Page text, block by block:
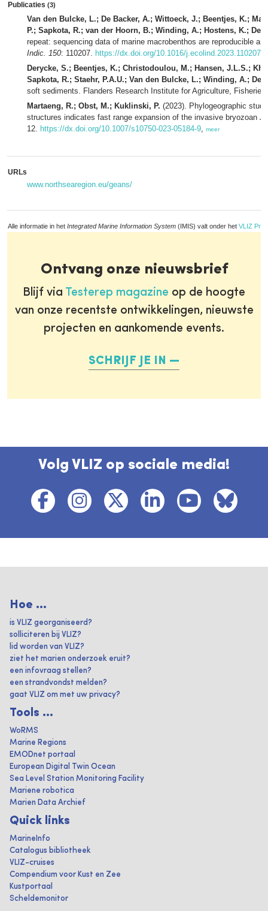
Publicaties (3)
Van den Bulcke, L.; De Backer, A.; Wittoeck, J.; Beentjes, K.;
P.; Sapkota, R.; van der Hoorn, B.; Winding, A.; Hostens, K.;
repeat: sequencing data of marine macrobenthos are reproducible
Indic. 150: 110207. https://dx.doi.org/10.1016/j.ecolind.2023.110207
Derycke, S.; Beentjes, K.; Christodoulou, M.; Hansen, J.L.S.;
Sapkota, R.; Staehr, P.A.U.; Van den Bulcke, L.; Winding, A.; De
soft sediments. Flanders Research Institute for Agriculture,
Martaeng, R.; Obst, M.; Kuklinski, P. (2023). Phylogeographic
structures indicates fast range expansion of the invasive bryozoan
12. https://dx.doi.org/10.1007/s10750-023-05184-9, meer
URLs
www.northsearegion.eu/geans/
Alle informatie in het Integrated Marine Information System (IMIS) valt onder het VLIZ
Ontvang onze nieuwsbrief
Blijf via Testerep magazine op de hoogte
van onze recentste ontwikkelingen, nieuwste
projecten en aankomende events.
SCHRIJF JE IN
Volg VLIZ op sociale media!
Hoe ...
is VLIZ georganiseerd?
solliciteren bij VLIZ?
lid worden van VLIZ?
ziet het marien onderzoek eruit?
een infovraag stellen?
een strandvondst melden?
gaat VLIZ om met uw privacy?
Tools ...
WoRMS
Marine Regions
EMODnet portaal
European Digital Twin Ocean
Sea Level Station Monitoring Facility
Mariene robotica
Marien Data Archief
Quick links
MarineInfo
Catalogus bibliotheek
VLIZ-cruises
Compendium voor Kust en Zee
Kustportaal
Scheldemonitor